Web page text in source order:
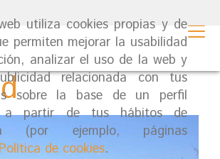
utiliza cookies propias y de
permiten mejorar la usabilidad
analizar el uso de la web y
relacionada con tus
sobre la base de un perfil
a partir de tus hábitos de
(por ejemplo, páginas
Política de cookies.
agility en